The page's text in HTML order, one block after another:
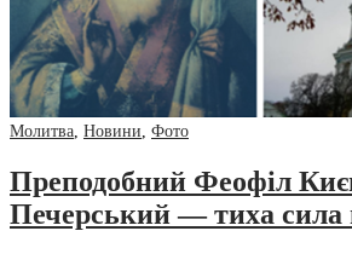
Молитва, Новини, Фото
Преподобний Феофіл
Печерський — тиха сила